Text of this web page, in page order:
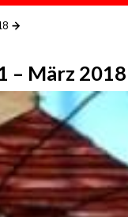
– März 2018